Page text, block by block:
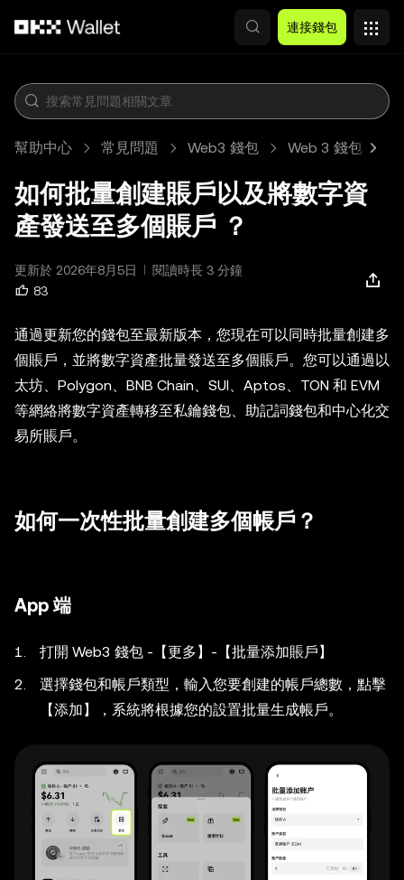
連接錢包
幫助中心 常見問題 Web3 錢包 Web 3 錢包
如何批量創建賬戶以及將數字資
產發送至多個賬戶 ？
更新於 2026年8月5日
閱讀時長 3 分鐘
83
通過更新您的錢包至最新版本，您現在可以同時批量創建多
個賬戶，並將數字資產批量發送至多個賬戶。您可以通過以
太坊、Polygon、BNB Chain、SUI、Aptos、TON 和 EVM
等網絡將數字資產轉移至私鑰錢包、助記詞錢包和中心化交
易所賬戶。
如何一次性批量創建多個帳戶？
App 端
打開 Web3 錢包 -【更多】-【批量添加賬戶】
選擇錢包和帳戶類型，輸入您要創建的帳戶總數，點擊
【添加】，系統將根據您的設置批量生成帳戶。